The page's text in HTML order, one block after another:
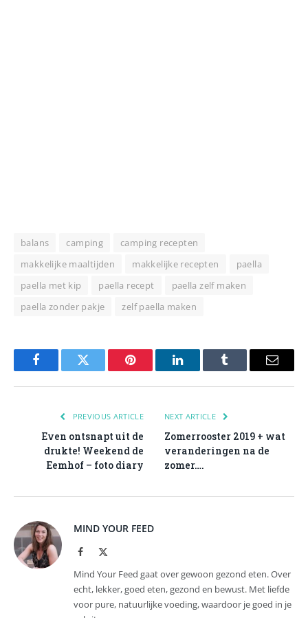
balans camping
camping recepten
makkelijke maaltijden
makkelijke recepten
paella
paella met kip
paella recept
paella zelf maken
paella zonder pakje
zelf paella maken
FacebookTwitter Pinterest LinkedInTumblr Email
PREVIOUS ARTICLE
Even ontsnapt uit de
drukte! Weekend de
Eemhof – foto diary
NEXT ARTICLE
Zomerrooster 2019 + wat
veranderingen na de
zomer….
MIND YOUR FEED
Facebook
Mind Your Feed gaat over gewoon gezond eten. Over
echt, lekker, goed eten, gezond en bewust. Met liefde
voor pure, natuurlijke voeding, waardoor je goed in je